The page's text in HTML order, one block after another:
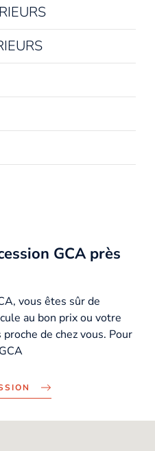
GCA près
vous êtes sûr de
au bon prix ou votre
de chez vous. Pour